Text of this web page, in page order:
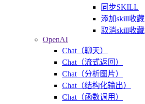
同步SKILL
添加skill收藏
取消skill收藏
OpenAI
Chat（聊天）
Chat（流式返回）
Chat（分析图片）
Chat（结构化输出）
Chat（函数调用）